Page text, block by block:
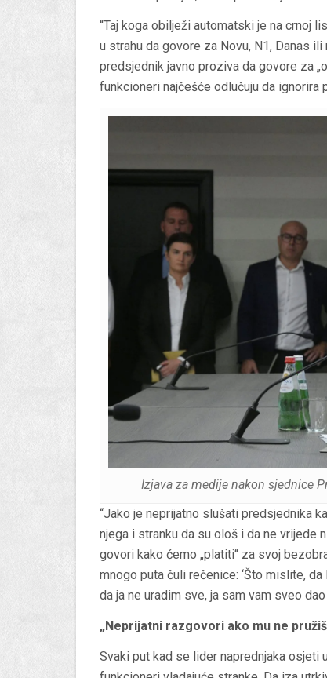
“Taj koga obilježi automatski je na crnoj
u strahu da govore za Novu, N1, Danas
predsjednik javno proziva da govore za
funkcioneri najčešće odlučuju da ignorira
Izjava za medije nakon sjednice
“Jako je neprijatno slušati predsjednika
njega i stranku da su ološ i da ne vrijede
govori kako ćemo „platiti“ za svoj
mnogo puta čuli rečenice: ‘Što mislite,
da ja ne uradim sve, ja sam vam sveo
„Neprijatni razgovori ako mu ne
Svaki put kad se lider naprednjaka osjeti